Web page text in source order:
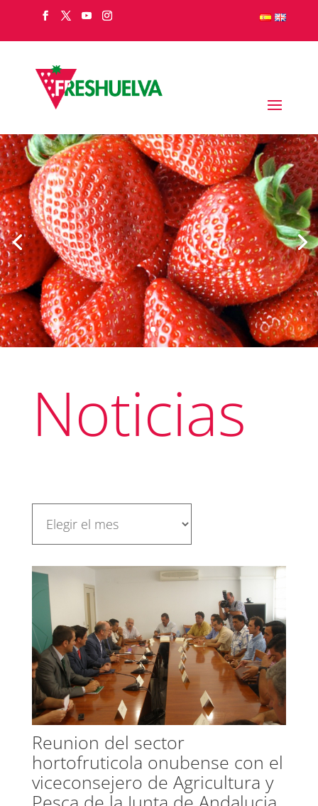
Noticias
Reunion del sector
hortofruticola onubense con el
viceconsejero de Agricultura y